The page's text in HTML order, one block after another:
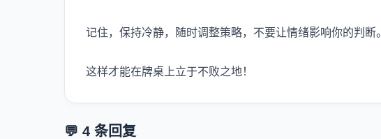
记住，保持冷静，随时调整策略，不要让情绪影响你的判断。
这样才能在牌桌上立于不败之地！
💬 4 条回复